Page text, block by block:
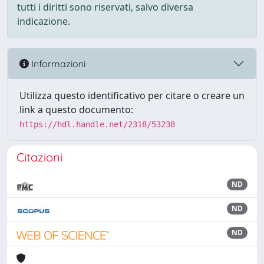
tutti i diritti sono riservati, salvo diversa
indicazione.
Informazioni
Utilizza questo identificativo per citare o creare un
link a questo documento:
https://hdl.handle.net/2318/53238
Citazioni
ND
ND
ND